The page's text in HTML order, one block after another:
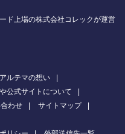
ド上場の株式会社コレックが運営
アルテマの想い
公式サイトについて
わせ
サイトマップ